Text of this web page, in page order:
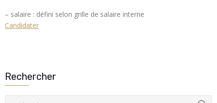
– salaire : défini selon grille de salaire interne
Candidater
Rechercher